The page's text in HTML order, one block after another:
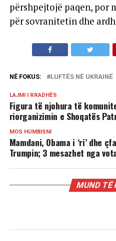
përshpejtojë paqen, por
për sovranitetin dhe
NË FOKUS: LUFTËS NË UKRAINË
LAJMI I RRADHËS
Figura të njohura të
riorganizimin e Shoqatës
MOS HUMBISNI
Mamdani, Obama i ‘ri’ dhe
Trumpin; 3 mesazhet nga
MUND TË